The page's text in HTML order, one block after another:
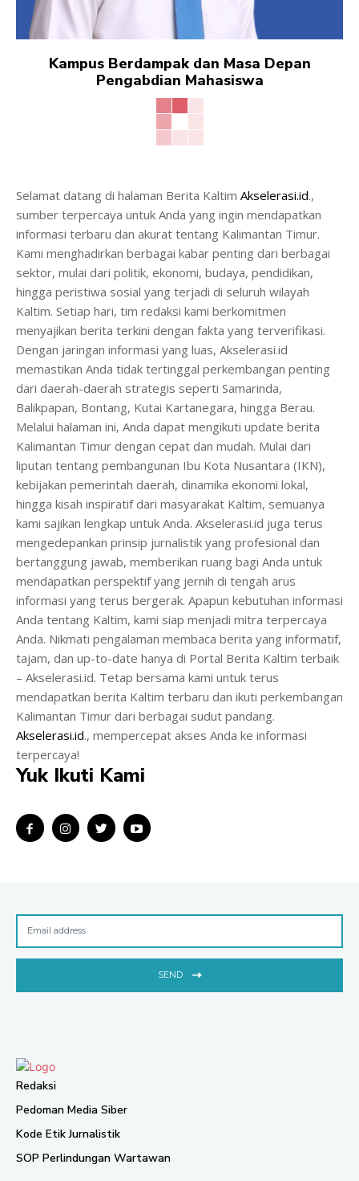
Kampus Berdampak dan Masa Depan
Pengabdian Mahasiswa
Selamat datang di halaman Berita Kaltim Akselerasi.id.,
sumber terpercaya untuk Anda yang ingin mendapatkan
informasi terbaru dan akurat tentang Kalimantan Timur.
Kami menghadirkan berbagai kabar penting dari berbagai
sektor, mulai dari politik, ekonomi, budaya, pendidikan,
hingga peristiwa sosial yang terjadi di seluruh wilayah
Kaltim. Setiap hari, tim redaksi kami berkomitmen
menyajikan berita terkini dengan fakta yang terverifikasi.
Dengan jaringan informasi yang luas, Akselerasi.id
memastikan Anda tidak tertinggal perkembangan penting
dari daerah-daerah strategis seperti Samarinda,
Balikpapan, Bontang, Kutai Kartanegara, hingga Berau.
Melalui halaman ini, Anda dapat mengikuti update berita
Kalimantan Timur dengan cepat dan mudah. Mulai dari
liputan tentang pembangunan Ibu Kota Nusantara (IKN),
kebijakan pemerintah daerah, dinamika ekonomi lokal,
hingga kisah inspiratif dari masyarakat Kaltim, semuanya
kami sajikan lengkap untuk Anda. Akselerasi.id juga terus
mengedepankan prinsip jurnalistik yang profesional dan
bertanggung jawab, memberikan ruang bagi Anda untuk
mendapatkan perspektif yang jernih di tengah arus
informasi yang terus bergerak. Apapun kebutuhan informasi
Anda tentang Kaltim, kami siap menjadi mitra terpercaya
Anda. Nikmati pengalaman membaca berita yang informatif,
tajam, dan up-to-date hanya di Portal Berita Kaltim terbaik
– Akselerasi.id. Tetap bersama kami untuk terus
mendapatkan berita Kaltim terbaru dan ikuti perkembangan
Kalimantan Timur dari berbagai sudut pandang.
Akselerasi.id., mempercepat akses Anda ke informasi
terpercaya!
Yuk Ikuti Kami
SEND
Redaksi
Pedoman Media Siber
Kode Etik Jurnalistik
SOP Perlindungan Wartawan